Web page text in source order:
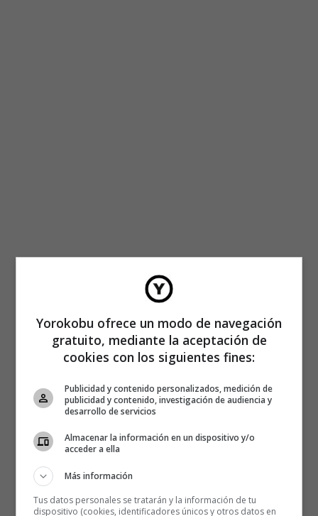
Yorokobu ofrece un modo de navegación
gratuito, mediante la aceptación de
cookies con los siguientes fines:
Publicidad y contenido personalizados, medición de
publicidad y contenido, investigación de audiencia y
desarrollo de servicios
Almacenar la información en un dispositivo y/o
acceder a ella
Más información
Tus datos personales se tratarán y la información de tu
dispositivo (cookies, identificadores únicos y otros datos en